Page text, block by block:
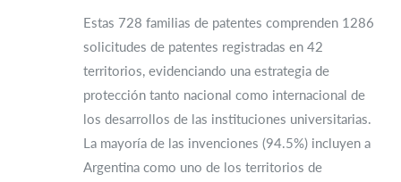
Estas 728 familias de patentes comprenden 1286
solicitudes de patentes registradas en 42
territorios, evidenciando una estrategia de
protección tanto nacional como internacional de
los desarrollos de las instituciones universitarias.
La mayoría de las invenciones (94.5%) incluyen a
Argentina como uno de los territorios de